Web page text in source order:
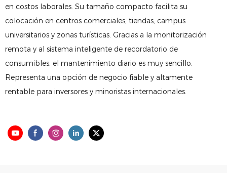
en costos laborales. Su tamaño compacto facilita su
colocación en centros comerciales, tiendas, campus
universitarios y zonas turísticas. Gracias a la monitorización
remota y al sistema inteligente de recordatorio de
consumibles, el mantenimiento diario es muy sencillo.
Representa una opción de negocio fiable y altamente
rentable para inversores y minoristas internacionales.